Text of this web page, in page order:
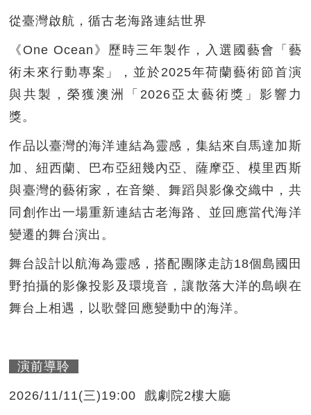
從臺灣啟航，循古老海路連結世界
《One Ocean》歷時三年製作，入選國藝會「藝
術未來行動專案」，並於2025年荷蘭藝術節首演
與共製，榮獲澳洲「2026亞太藝術獎」影響力
獎。
作品以臺灣的海洋連結為靈感，集結來自馬達加斯
加、紐西蘭、巴布亞紐幾內亞、薩摩亞、模里西斯
與臺灣的藝術家，在音樂、舞蹈與影像交織中，共
同創作出一場重新連結古老海路、並回應當代海洋
變遷的舞台演出。
舞台設計以航海為靈感，搭配團隊走訪18個島國田
野拍攝的影像投影及環境音，讓散落大洋的島嶼在
舞台上相遇，以歌聲回應變動中的海洋。
演前導聆
2026/11/11(三)19:00 戲劇院2樓大廳